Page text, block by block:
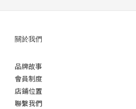
關於我們
品牌故事
會員制度
店鋪位置
聯繫我們